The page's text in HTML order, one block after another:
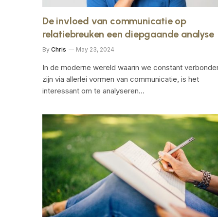
De invloed van communicatie op
relatiebreuken een diepgaande analyse
By Chris May 23, 2024
In de moderne wereld waarin we constant
zijn‍ via allerlei vormen van⁣ communicatie, is het
interessant om te analyseren…